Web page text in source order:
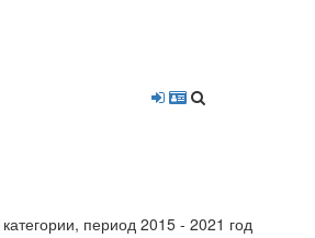
период 2015 - 2021 год